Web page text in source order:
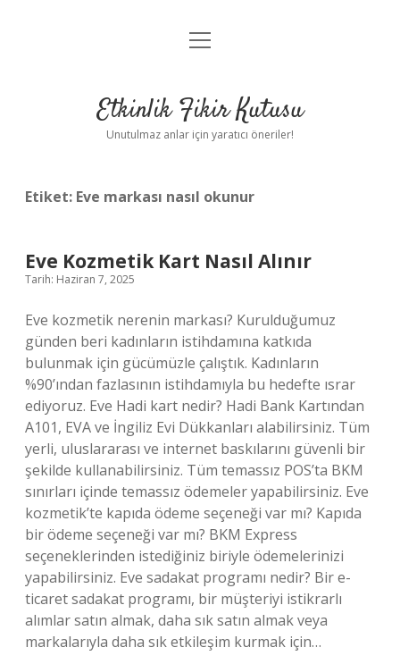
Anasayfa
Yasal Uyarı
menüyü
Etkinlik Fikir Kutusu
Unutulmaz anlar için yaratıcı öneriler!
Etiket: Eve markası nasıl okunur
Eve Kozmetik Kart Nasıl Alınır
Tarih: Haziran 7, 2025
Eve kozmetik nerenin markası? Kurulduğumuz
günden beri kadınların istihdamına katkıda
bulunmak için gücümüzle çalıştık. Kadınların
%90’ından fazlasının istihdamıyla bu hedefte ısrar
ediyoruz. Eve Hadi kart nedir? Hadi Bank Kartından
A101, EVA ve İngiliz Evi Dükkanları alabilirsiniz. Tüm
yerli, uluslararası ve internet baskılarını güvenli bir
şekilde kullanabilirsiniz. Tüm temassız POS’ta BKM
sınırları içinde temassız ödemeler yapabilirsiniz. Eve
kozmetik’te kapıda ödeme seçeneği var mı? Kapıda
bir ödeme seçeneği var mı? BKM Express
seçeneklerinden istediğiniz biriyle ödemelerinizi
yapabilirsiniz. Eve sadakat programı nedir? Bir e-
ticaret sadakat programı, bir müşteriyi istikrarlı
alımlar satın almak, daha sık satın almak veya
markalarıyla daha sık etkileşim kurmak için…